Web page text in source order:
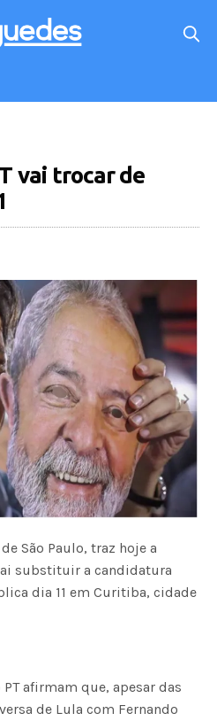
vai trocar de
São Paulo, traz hoje a
substituir a candidatura
dia 11 em Curitiba, cidade
afirmam que, apesar das
de Lula com Fernando